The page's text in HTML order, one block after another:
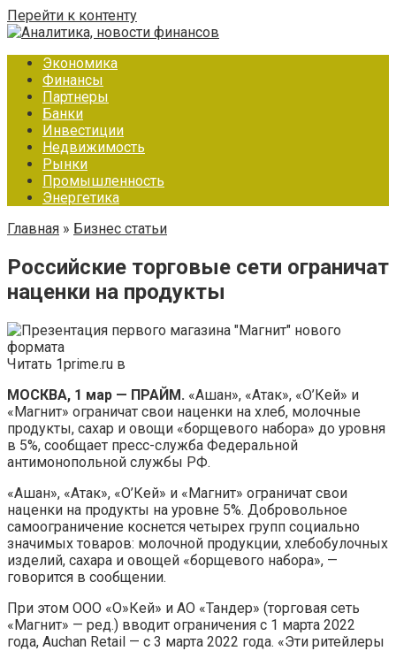
Перейти к контенту
Экономика
Финансы
Партнеры
Банки
Инвестиции
Недвижимость
Рынки
Промышленность
Энергетика
Главная » Бизнес статьи
Российские торговые сети ограничат
наценки на продукты
Читать 1prime.ru в
МОСКВА, 1 мар — ПРАЙМ. «Ашан», «Атак», «О’Кей» и
«Магнит» ограничат свои наценки на хлеб, молочные
продукты, сахар и овощи «борщевого набора» до уровня
в 5%, сообщает пресс-служба Федеральной
антимонопольной службы РФ.
«Ашан», «Атак», «О’Кей» и «Магнит» ограничат свои
наценки на продукты на уровне 5%. Добровольное
самоограничение коснется четырех групп социально
значимых товаров: молочной продукции, хлебобулочных
изделий, сахара и овощей «борщевого набора», —
говорится в сообщении.
При этом ООО «О»Кей» и АО «Тандер» (торговая сеть
«Магнит» — ред.) вводит ограничения с 1 марта 2022
года, Auchan Retail — с 3 марта 2022 года. «Эти ритейлеры